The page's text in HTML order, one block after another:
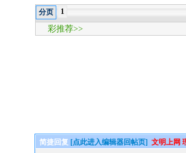
分页 1
彩推荐>>
简捷回复 [点此进入编辑器回帖页] 文明上网